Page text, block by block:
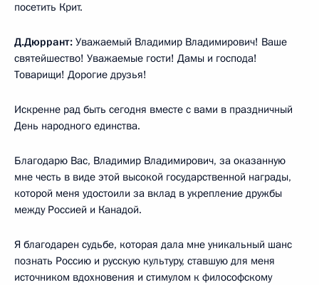
посетить Крит.
Д.Дюррант: Уважаемый Владимир Владимирович! Ваше
святейшество! Уважаемые гости! Дамы и господа!
Товарищи! Дорогие друзья!
Искренне рад быть сегодня вместе с вами в праздничный
День народного единства.
Благодарю Вас, Владимир Владимирович, за оказанную
мне честь в виде этой высокой государственной награды,
которой меня удостоили за вклад в укрепление дружбы
между Россией и Канадой.
Я благодарен судьбе, которая дала мне уникальный шанс
познать Россию и русскую культуру, ставшую для меня
источником вдохновения и стимулом к философскому